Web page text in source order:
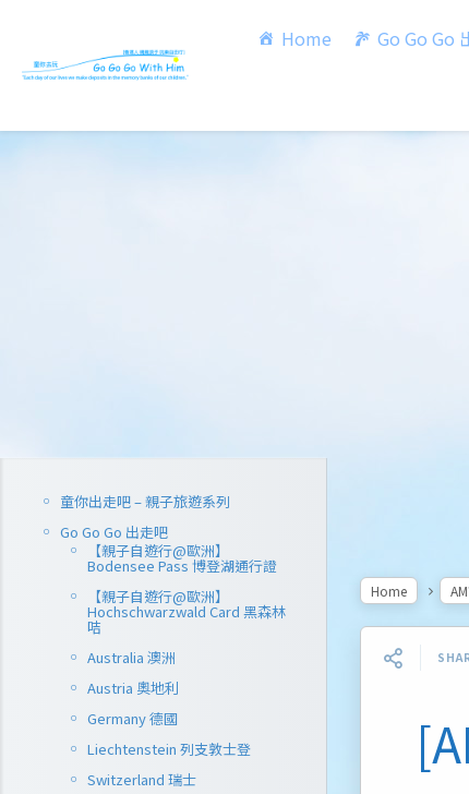
Home Go Go Go
童你出走吧 – 親子旅遊系列
Go Go Go 出走吧
【親子自遊行@歐洲】
Bodensee Pass 博登湖通行證
【親子自遊行@歐洲】
Hochschwarzwald Card 黑森林
咭
Australia 澳洲
Austria 奧地利
Germany 德國
Liechtenstein 列支敦士登
Switzerland 瑞士
Home